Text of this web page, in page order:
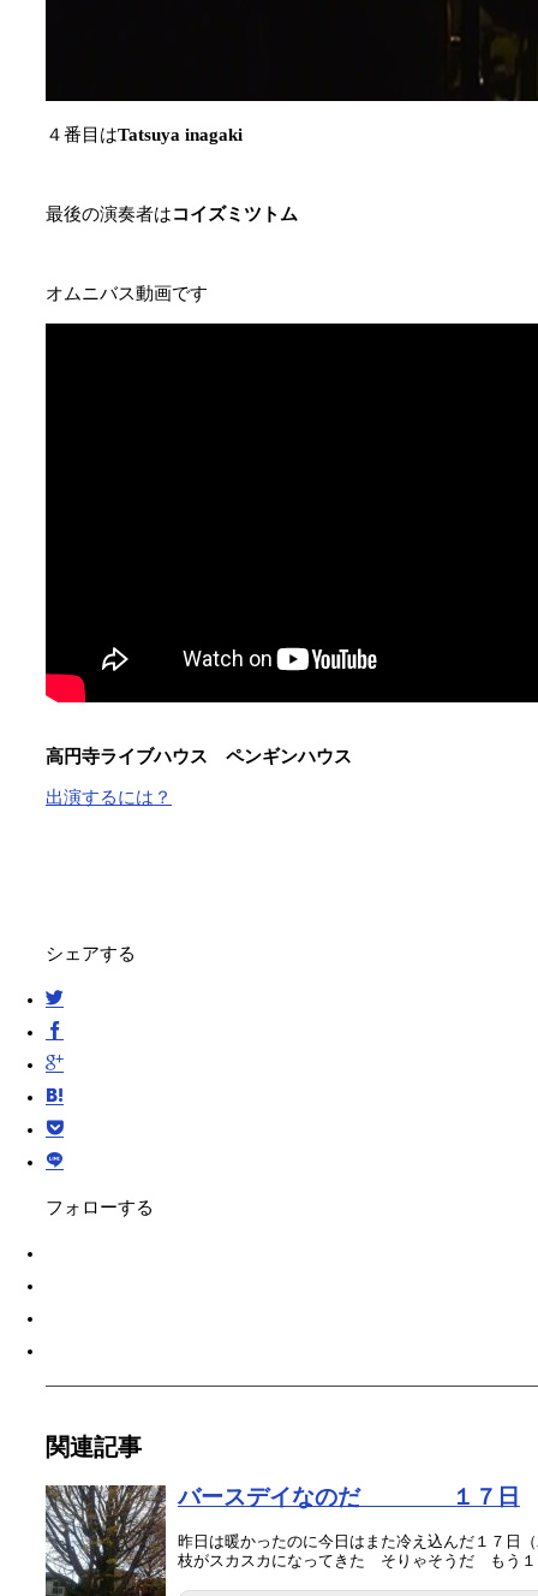
４番目はTatsuya inagaki
最後の演奏者はコイズミツトム
オムニバス動画です
高円寺ライブハウス ペンギンハウス
出演するには？
シェアする
フォローする
関連記事
バースデイなのだ １７日
昨日は暖かったのに今日はまた冷え込んだ１７日
枝がスカスカになってきた そりゃそうだ もう１